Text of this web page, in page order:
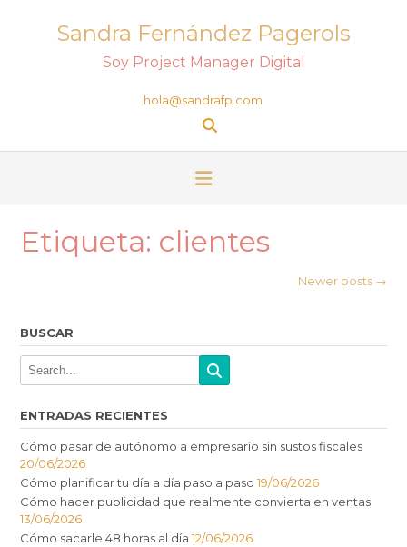
Sandra Fernández Pagerols
Soy Project Manager Digital
hola@sandrafp.com
Etiqueta: clientes
Newer posts →
BUSCAR
ENTRADAS RECIENTES
Cómo pasar de autónomo a empresario sin sustos fiscales
20/06/2026
Cómo planificar tu día a día paso a paso 19/06/2026
Cómo hacer publicidad que realmente convierta en ventas
13/06/2026
Cómo sacarle 48 horas al día 12/06/2026